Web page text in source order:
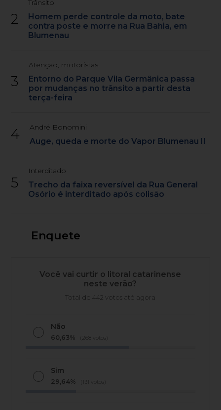
2
Trânsito
Homem perde controle da moto, bate
contra poste e morre na Rua Bahia, em
Blumenau
3
Atenção, motoristas
Entorno do Parque Vila Germânica passa
por mudanças no trânsito a partir desta
terça-feira
4 André Bonomini
Auge, queda e morte do Vapor Blumenau II
5
Interditado
Trecho da faixa reversível da Rua General
Osório é interditado após colisão
Enquete
Você vai curtir o litoral catarinense
neste verão?
Total de 442 votos até agora
Não
60,63% (268 votos)
Sim
29,64% (131 votos)